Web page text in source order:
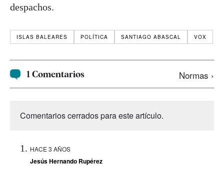
despachos.
ISLAS BALEARES POLÍTICA SANTIAGO ABASCAL VOX
1 Comentarios Normas ›
Comentarios cerrados para este artículo.
HACE 3 AÑOS
Jesús Hernando Rupérez